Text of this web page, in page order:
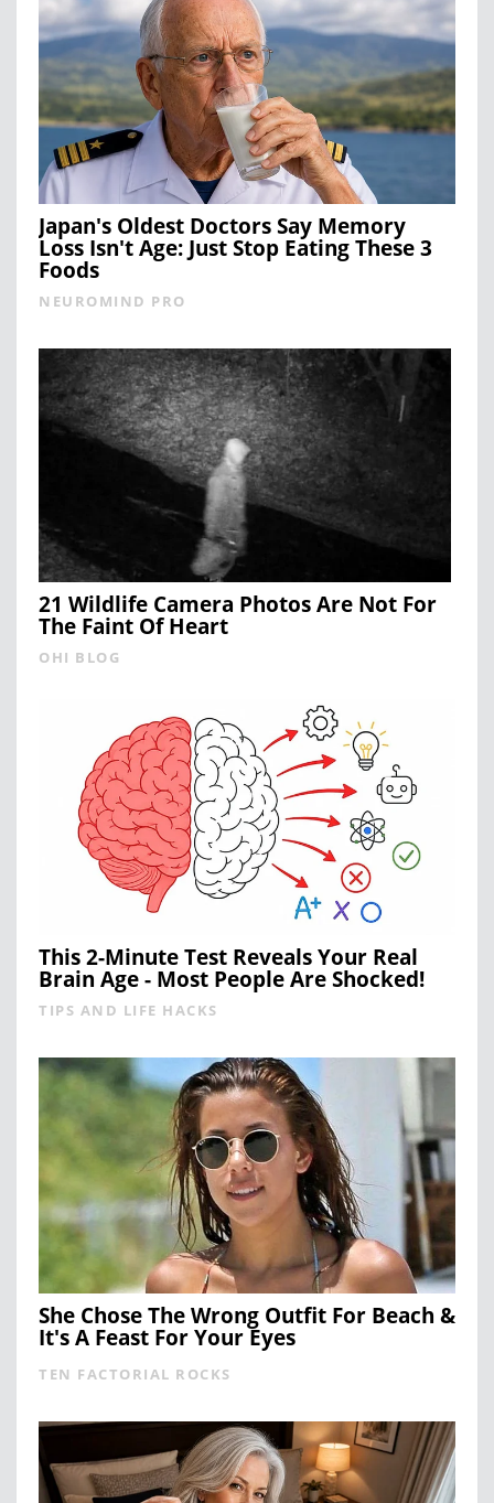
Japan's Oldest Doctors Say Memory
Loss Isn't Age: Just Stop Eating These 3
Foods
NEUROMIND PRO
21 Wildlife Camera Photos Are Not For
The Faint Of Heart
OHI BLOG
This 2-Minute Test Reveals Your Real
Brain Age - Most People Are Shocked!
TIPS AND LIFE HACKS
She Chose The Wrong Outfit For Beach &
It's A Feast For Your Eyes
TEN FACTORIAL ROCKS